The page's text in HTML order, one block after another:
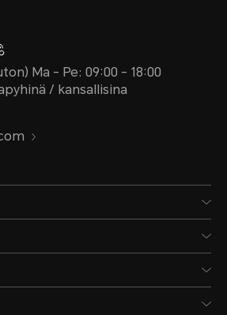
Ma - Pe: 09:00 - 18:00
/ kansallisina